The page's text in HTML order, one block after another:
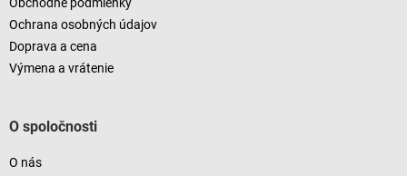
Obchodné podmienky
Ochrana osobných údajov
Doprava a cena
Výmena a vrátenie
O spoločnosti
O nás